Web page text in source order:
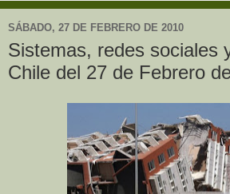
SÁBADO, 27 DE FEBRERO DE 2010
Sistemas, redes sociales
Chile del 27 de Febrero